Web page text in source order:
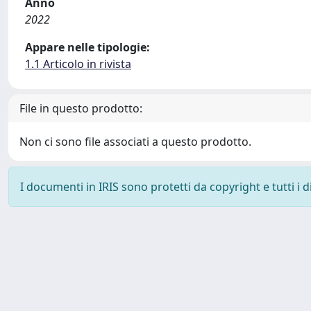
2022
Appare nelle tipologie:
1.1 Articolo in rivista
File in questo prodotto:
Non ci sono file associati a questo prodotto.
I documenti in IRIS sono protetti da copyright e tutti i